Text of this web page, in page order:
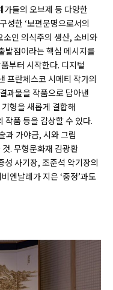
가들의 오브제 등 다양한
성한 ‘보편문명으로서의
소인 의식주의 생산, 소비와
발점이라는 핵심 메시지를
부터 시작한다. 디지털
프란체스코 시메티 작가의
과물을 작품으로 담아낸
형을 새롭게 결합해
작품 등을 감상할 수 있다.
과 가야금, 시와 그림
. 무형문화재 김광환
사기장, 조준석 악기장의
엔날레가 지은 ‘중정’과도